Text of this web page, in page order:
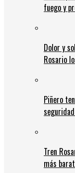
fuego y
Dolor y
Rosario
Piñero
Tren
más